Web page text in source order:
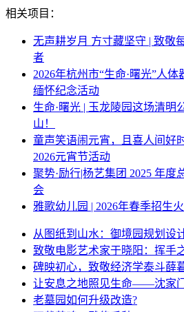
相关项目：
无声耕岁月 方寸藏坚守 | 致敬
者
2026年杭州市“生命·曙光”人
缅怀纪念活动
生命·曙光 | 玉龙陵园这场清明
山！
童声笑语闹元宵，且喜人间好
2026元宵节活动
聚势·励行|杨艺集团 2025 年度
会
雅歌幼儿园 | 2026年春季招生
从图纸到山水：御境园规划设
致敬电影艺术家于晓阳：挥手
碑映初心，致敬经济学泰斗薛
让安息之地照见生命——沈家
老墓园如何升级改造?